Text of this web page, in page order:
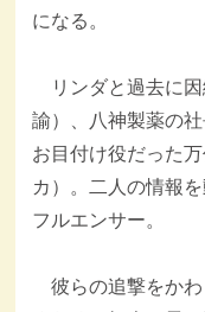
になる。
リンダと過去に因
諭）、八神製薬の
お目付け役だった
カ）。二人の情報
フルエンサー。
彼らの追撃をかわ